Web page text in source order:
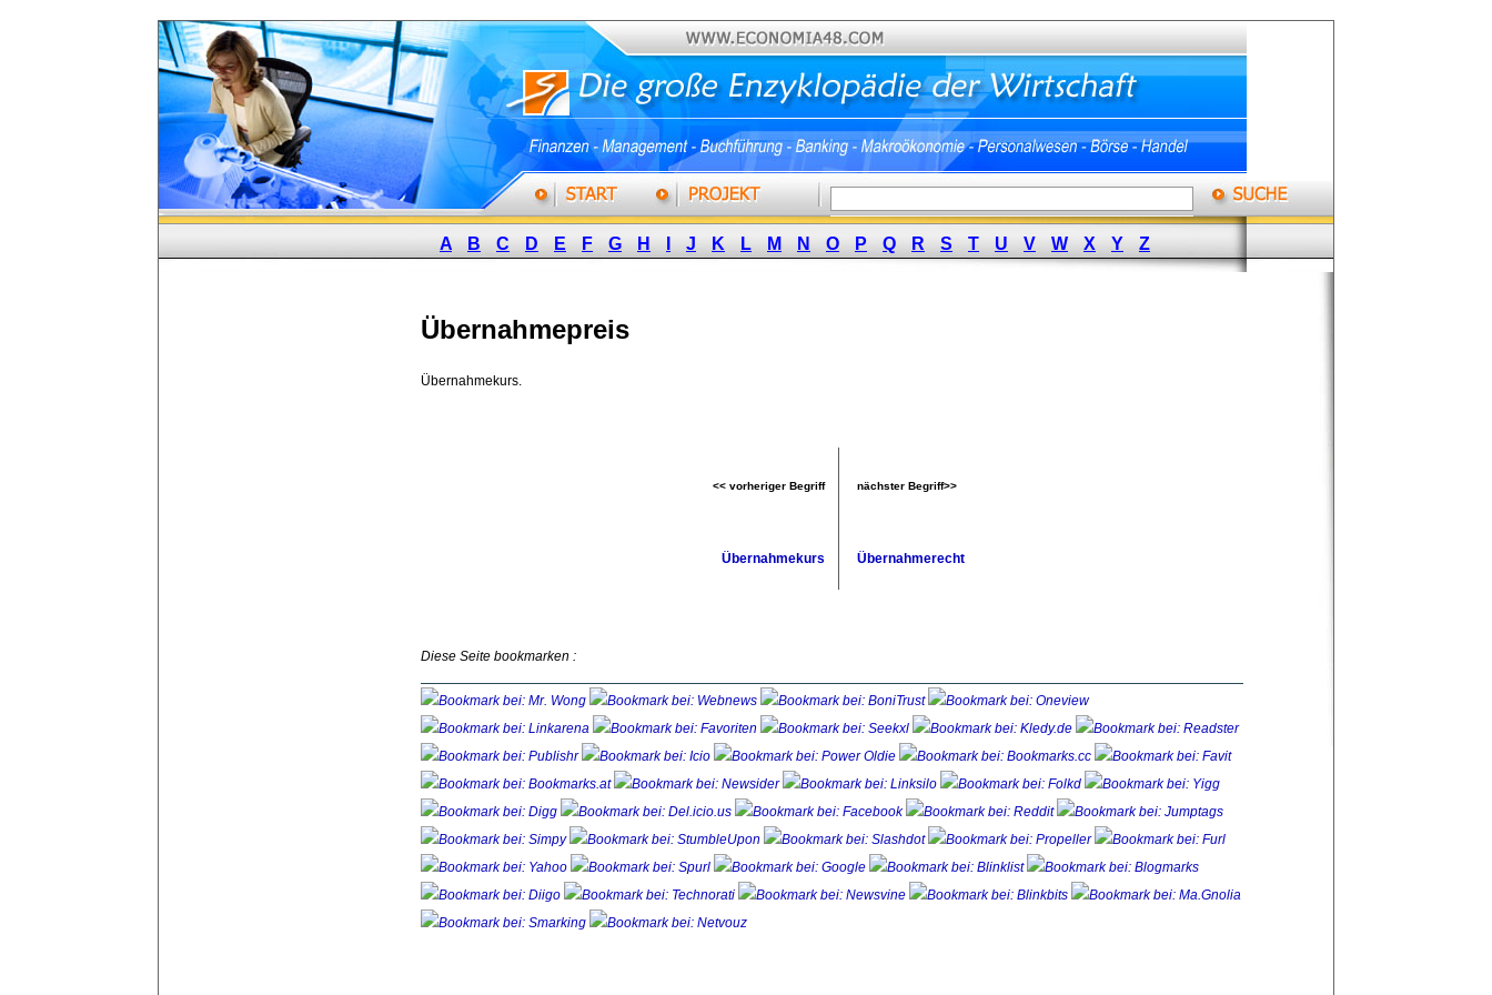
A B C D E F G H J K L M N O P Q R S T U V W X Y Z
Übernahmepreis
Übernahmekurs.
<< vorheriger Begriff nächster Begriff>>
Übernahmekurs Übernahmerecht
Diese Seite bookmarken :